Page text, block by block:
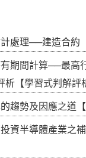
處理──建造合約
期間計算──最高
析【學習式判解評
趨勢及因應之道【
資半導體產業之